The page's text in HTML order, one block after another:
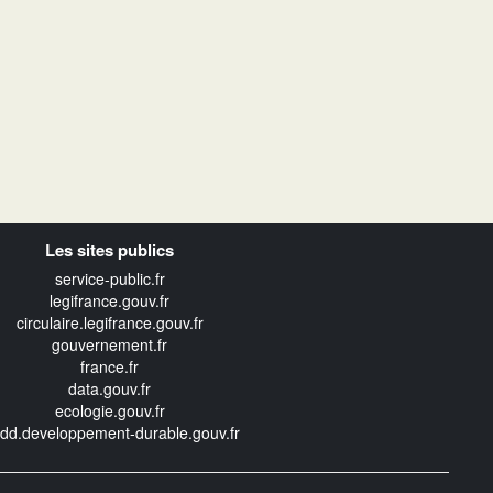
Les sites publics
service-public.fr
legifrance.gouv.fr
circulaire.legifrance.gouv.fr
gouvernement.fr
france.fr
data.gouv.fr
ecologie.gouv.fr
durable.gouv.fr